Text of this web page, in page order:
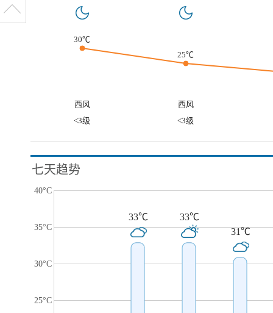
30℃
25℃
西风
西风
<3级
<3级
七天趋势
40°C
35°C
30°C
25°C
33℃ 33℃
31℃